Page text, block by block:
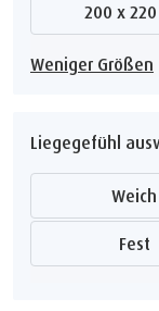
200 x
Weniger Größen
Liegegefühl
Weich
Fest